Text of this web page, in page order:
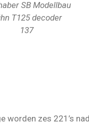
SB Modellbau
T125 decoder
137
worden zes 221’s